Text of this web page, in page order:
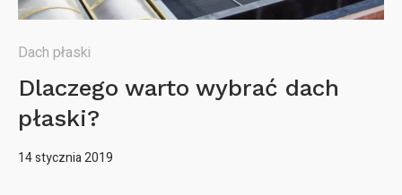
Dach płaski
Dlaczego warto wybrać dach
płaski?
14 stycznia 2019